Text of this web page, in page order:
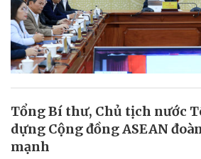
Tổng Bí thư, Chủ tịch nước
dựng Cộng đồng ASEAN
mạnh